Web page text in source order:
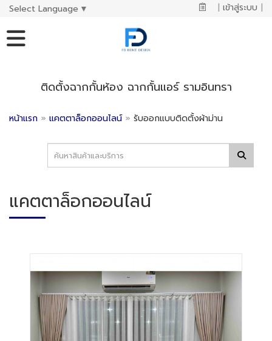
Select Language ▼ | เข้าสู่ระบบ |
ติดตั้งฉากกั้นห้อง ฉากกั้นแอร์ รามอินทรา
หน้าแรก » แคตตาล็อกออนไลน์ » รับออกแบบติดตั้งผ้าม่าน
แคตตาล็อกออนไลน์